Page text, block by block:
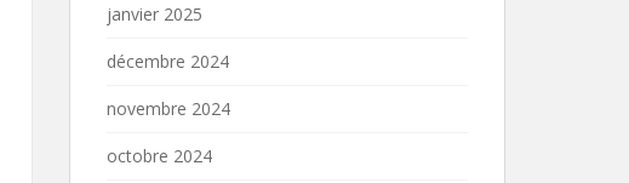
janvier 2025
décembre 2024
novembre 2024
octobre 2024